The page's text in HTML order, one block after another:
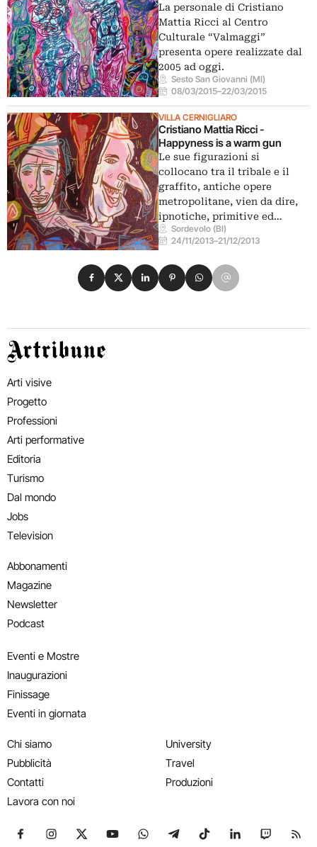
La personale di Cristiano
Mattia Ricci al Centro
Culturale “Valmaggi”
presenta opere realizzate dal
2005 ad oggi.
Sesto San Giovanni (MI)
08/03/2015–22/03/2015
VILLA CERNIGLIARO
Cristiano Mattia Ricci -
Happyness is a warm gun
Le sue figurazioni si
collocano tra il tribale e il
graffito, antiche opere
metropolitane, vien da dire,
ipnotiche, primitive ed…
Sordevolo (BI)
24/11/2013–21/12/2013
Condividi su Facebook
Condividi su X
Condividi su LinkedIn
Condividi su Pinterest
Condividi su WhatsApp
Condividi su Email
Artribune
Arti visive
Progetto
Professioni
Arti performative
Editoria
Turismo
Dal mondo
Jobs
Television
Abbonamenti
Magazine
Newsletter
Podcast
Eventi e Mostre
Inaugurazioni
Finissage
Eventi in giornata
Chi siamo
Pubblicità
Contatti
Lavora con noi
University
Travel
Produzioni
Seguici su Facebook
Seguici su Instagram
Seguici su X
Seguici su YouTube
Seguici su WhatsApp
Seguici su Telegram
Seguici su TikTok
Seguici su
Seguici